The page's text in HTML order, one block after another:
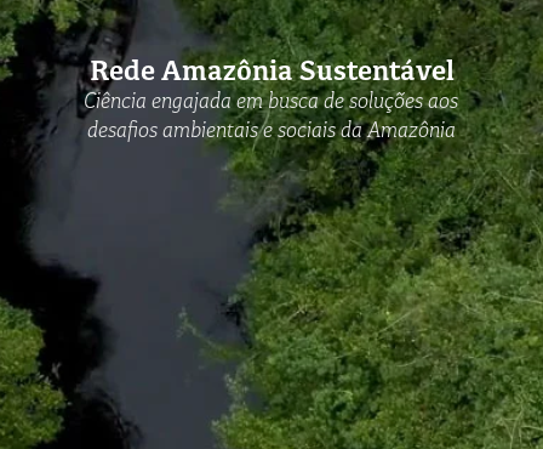
Rede Amazônia Sustentável
Ciência engajada em busca de soluções aos
desafios ambientais e sociais da Amazônia